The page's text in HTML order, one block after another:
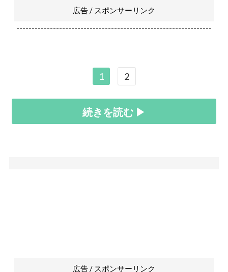
広告 / スポンサーリンク
----------------------------------------------------------------
1 2
続きを読む ▶
広告 / スポンサーリンク